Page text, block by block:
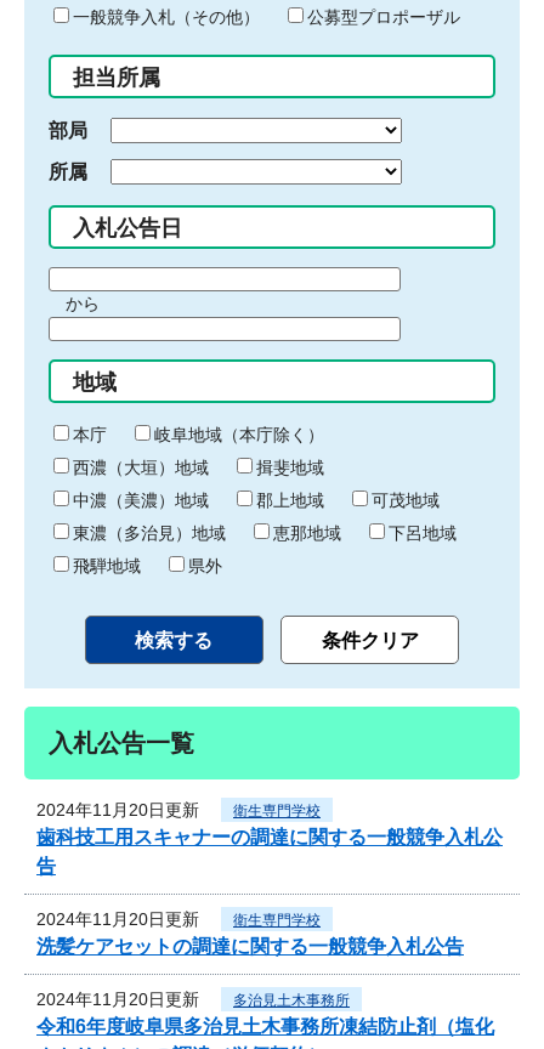
ド
入
力
一般競争入札（その他）
公募型プロポーザル
担当所属
部局
所属
入札公告日
間
始
り
から
間
終
わ
り
地域
本庁
岐阜地域（本庁除く）
西濃（大垣）地域
揖斐地域
中濃（美濃）地域
郡上地域
可茂地域
東濃（多治見）地域
恵那地域
下呂地域
飛騨地域
県外
入札公告一覧
2024年11月20日更新 衛生専門学校
歯科技工用スキャナーの調達に関する一般競争入札公
告
2024年11月20日更新 衛生専門学校
洗髪ケアセットの調達に関する一般競争入札公告
2024年11月20日更新 多治見土木事務所
令和6年度岐阜県多治見土木事務所凍結防止剤（塩化